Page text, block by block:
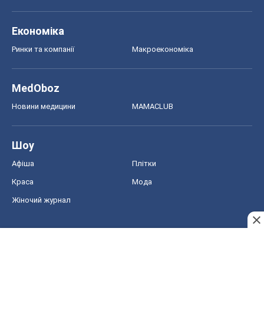
Економіка
Ринки та компанії Макроекономіка
MedOboz
Новини медицини MAMACLUB
Шоу
Афіша Плітки
Краса Мода
Жіночий журнал